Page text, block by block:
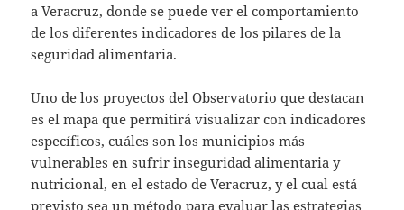
a Veracruz, donde se puede ver el comportamiento
de los diferentes indicadores de los pilares de la
seguridad alimentaria.
Uno de los proyectos del Observatorio que destacan
es el mapa que permitirá visualizar con indicadores
específicos, cuáles son los municipios más
vulnerables en sufrir inseguridad alimentaria y
nutricional, en el estado de Veracruz, y el cual está
previsto sea un método para evaluar las estrategias